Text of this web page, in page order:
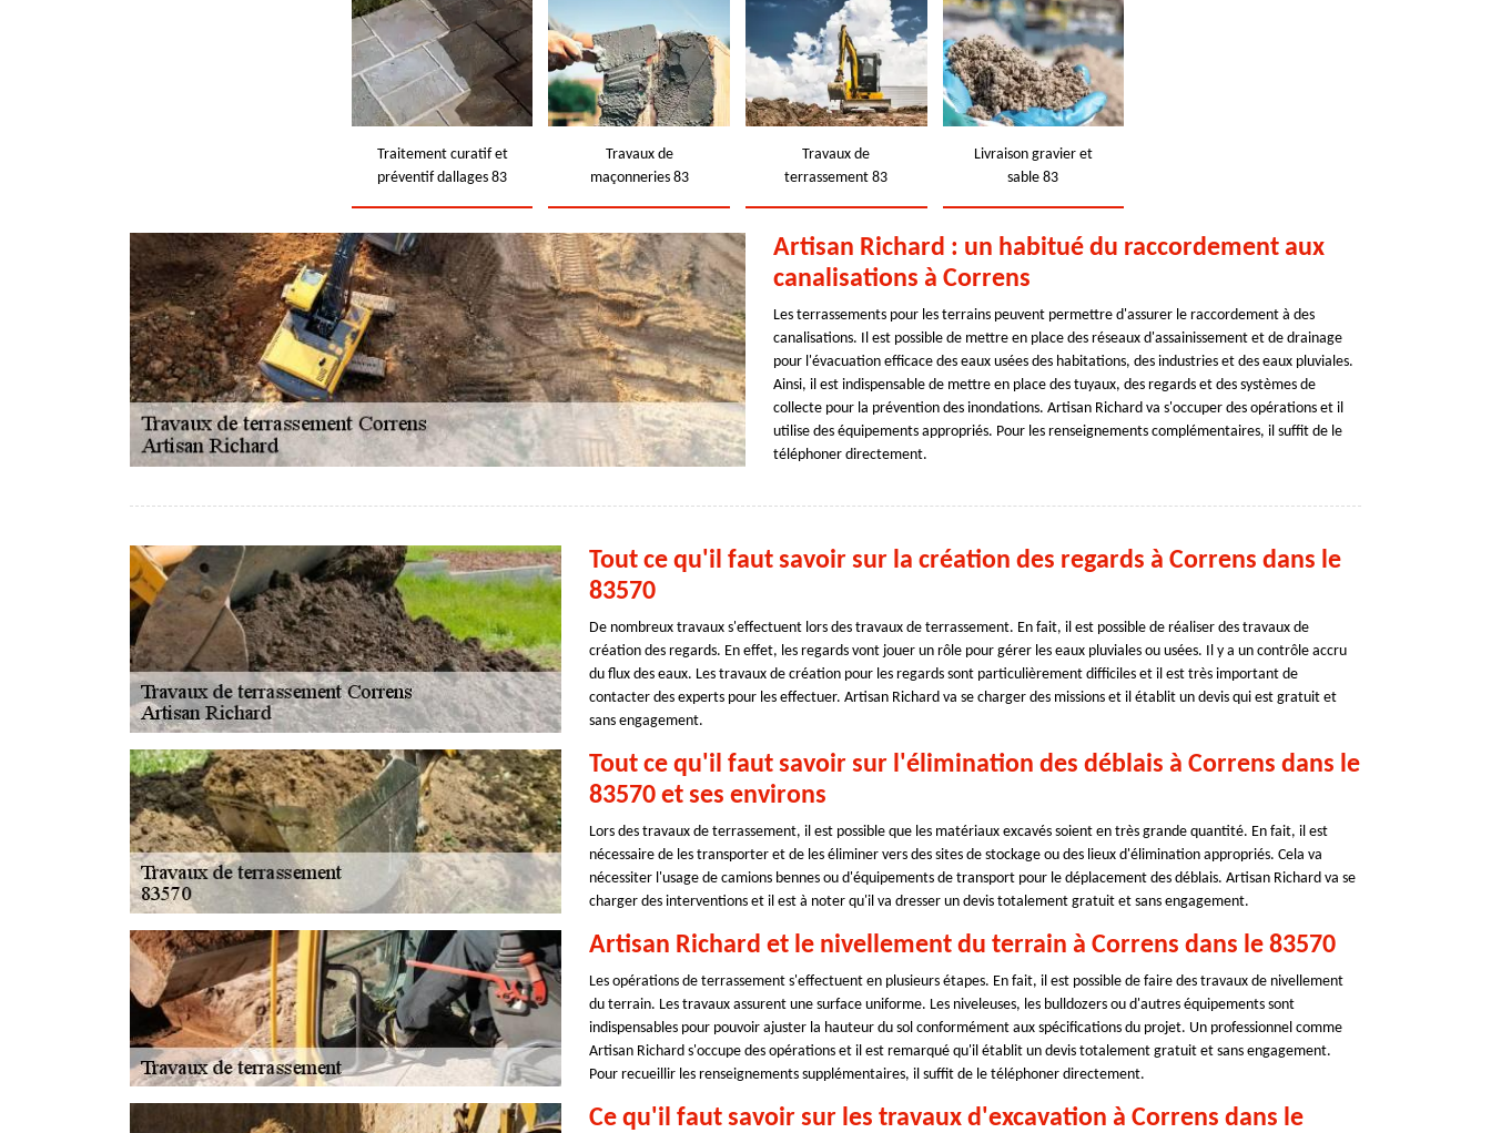
Traitement curatif et
préventif dallages 83
Travaux de
maçonneries 83
Travaux de
terrassement 83
Livraison gravier et
sable 83
Artisan Richard : un habitué du raccordement aux
canalisations à Correns
Les terrassements pour les terrains peuvent permettre d'assurer le raccordement à des
canalisations. Il est possible de mettre en place des réseaux d'assainissement et de drainage
pour l'évacuation efficace des eaux usées des habitations, des industries et des eaux pluviales.
Ainsi, il est indispensable de mettre en place des tuyaux, des regards et des systèmes de
collecte pour la prévention des inondations. Artisan Richard va s'occuper des opérations et il
utilise des équipements appropriés. Pour les renseignements complémentaires, il suffit de le
téléphoner directement.
Tout ce qu'il faut savoir sur la création des regards à Correns dans le
83570
De nombreux travaux s'effectuent lors des travaux de terrassement. En fait, il est possible de réaliser des travaux de
création des regards. En effet, les regards vont jouer un rôle pour gérer les eaux pluviales ou usées. Il y a un contrôle accru
du flux des eaux. Les travaux de création pour les regards sont particulièrement difficiles et il est très important de
contacter des experts pour les effectuer. Artisan Richard va se charger des missions et il établit un devis qui est gratuit et
sans engagement.
Tout ce qu'il faut savoir sur l'élimination des déblais à Correns dans le
83570 et ses environs
Lors des travaux de terrassement, il est possible que les matériaux excavés soient en très grande quantité. En fait, il est
nécessaire de les transporter et de les éliminer vers des sites de stockage ou des lieux d'élimination appropriés. Cela va
nécessiter l'usage de camions bennes ou d'équipements de transport pour le déplacement des déblais. Artisan Richard va se
charger des interventions et il est à noter qu'il va dresser un devis totalement gratuit et sans engagement.
Artisan Richard et le nivellement du terrain à Correns dans le 83570
Les opérations de terrassement s'effectuent en plusieurs étapes. En fait, il est possible de faire des travaux de nivellement
du terrain. Les travaux assurent une surface uniforme. Les niveleuses, les bulldozers ou d'autres équipements sont
indispensables pour pouvoir ajuster la hauteur du sol conformément aux spécifications du projet. Un professionnel comme
Artisan Richard s'occupe des opérations et il est remarqué qu'il établit un devis totalement gratuit et sans engagement.
Pour recueillir les renseignements supplémentaires, il suffit de le téléphoner directement.
Ce qu'il faut savoir sur les travaux d'excavation à Correns dans le